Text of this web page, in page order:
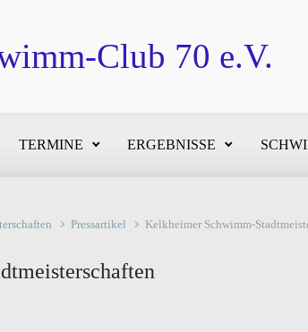
Club 70 e.V.
TERMINE ERGEBNISSE
Pressartikel Kelkheimer Schwimm-